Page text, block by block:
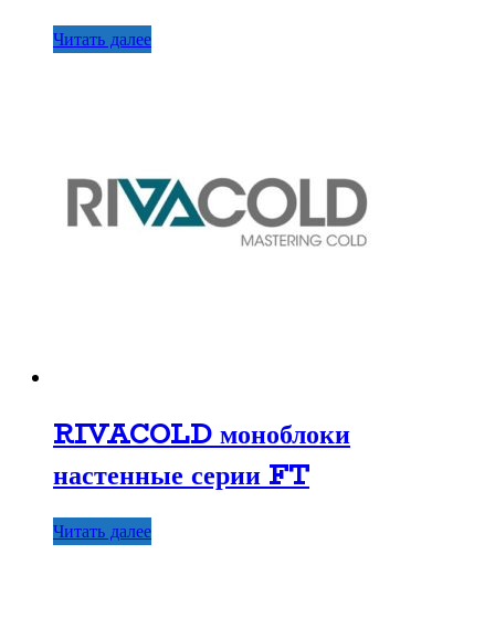
Читать далее
RIVACOLD моноблоки
настенные серии FT
Читать далее